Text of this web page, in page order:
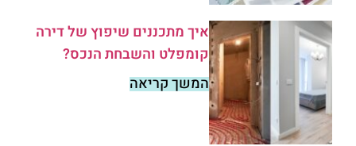
איך מתכננים שיפוץ של דירה
קומפלט והשבחת הנכס?
המשך קריאה